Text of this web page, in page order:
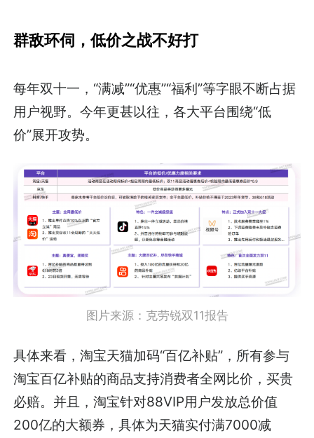
群敌环伺，低价之战不好打
每年双十一，“满减”“优惠”“福利”等字眼不断占据
用户视野。今年更甚以往，各大平台围绕“低
价”展开攻势。
图片来源：克劳锐双11报告
具体来看，淘宝天猫加码“百亿补贴”，所有参与
淘宝百亿补贴的商品支持消费者全网比价，买贵
必赔。并且，淘宝针对88VIP用户发放总价值
200亿的大额券，具体为天猫实付满7000减